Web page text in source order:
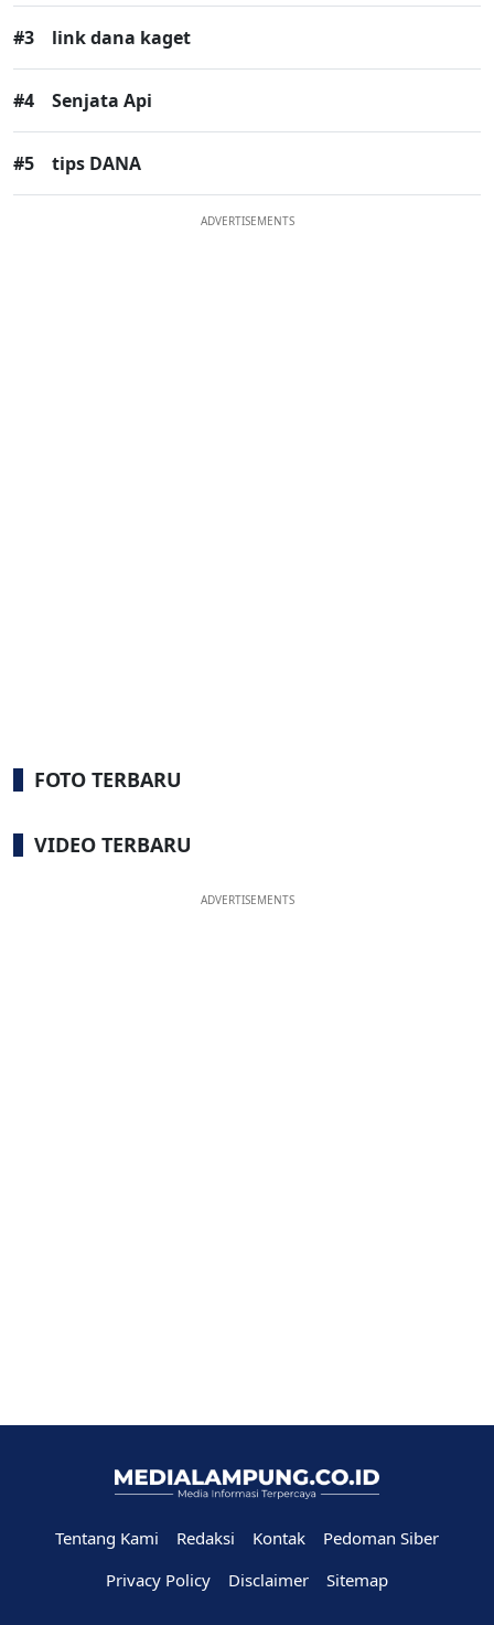
#3 link dana kaget
#4 Senjata Api
#5 tips DANA
ADVERTISEMENTS
FOTO TERBARU
VIDEO TERBARU
ADVERTISEMENTS
Tentang Kami Redaksi Kontak
Pedoman Siber
Privacy Policy
Disclaimer Sitemap